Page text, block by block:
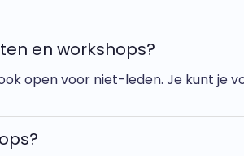
en workshops?
open voor niet-leden. Je kunt je